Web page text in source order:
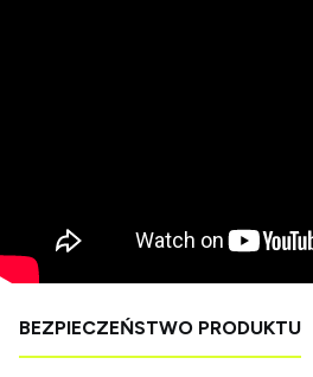
BEZPIECZEŃSTWO PRODUKTU